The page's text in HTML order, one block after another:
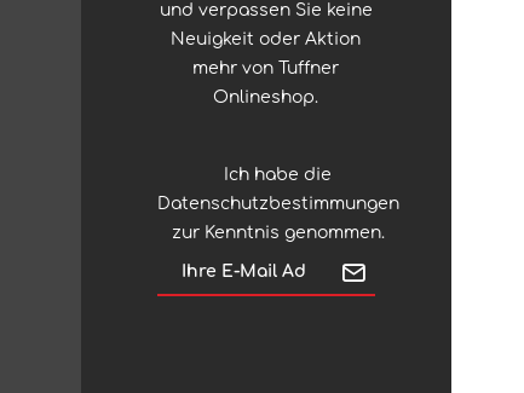
und verpassen Sie keine
Neuigkeit oder Aktion
mehr von Tuffner
Onlineshop.
Ich habe die
Datenschutzbestimmungen
zur Kenntnis genommen.